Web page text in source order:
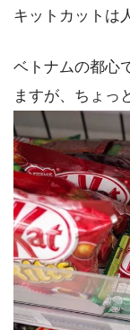
キットカットは
ベトナムの都心
ますが、ちょっ